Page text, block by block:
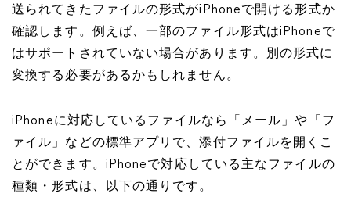
送られてきたファイルの形式がiPhoneで開ける形式か
確認します。例えば、一部のファイル形式はiPhoneで
はサポートされていない場合があります。別の形式に
変換する必要があるかもしれません。
iPhoneに対応しているファイルなら「メール」や「フ
ァイル」などの標準アプリで、添付ファイルを開くこ
とができます。iPhoneで対応している主なファイルの
種類・形式は、以下の通りです。